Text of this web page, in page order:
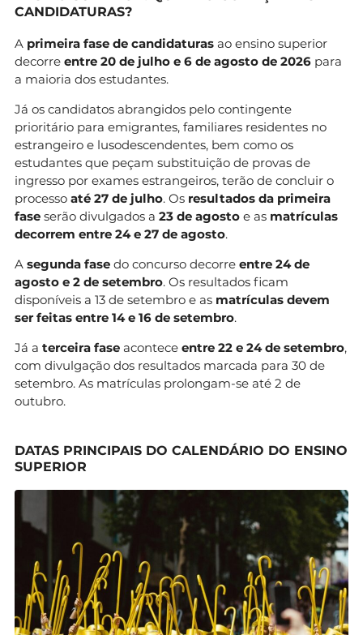
CANDIDATURAS?
A primeira fase de candidaturas ao ensino superior
decorre entre 20 de julho e 6 de agosto de 2026 para
a maioria dos estudantes.
Já os candidatos abrangidos pelo contingente
prioritário para emigrantes, familiares residentes no
estrangeiro e lusodescendentes, bem como os
estudantes que peçam substituição de provas de
ingresso por exames estrangeiros, terão de concluir o
processo até 27 de julho. Os resultados da primeira
fase serão divulgados a 23 de agosto e as matrículas
decorrem entre 24 e 27 de agosto.
A segunda fase do concurso decorre entre 24 de
agosto e 2 de setembro. Os resultados ficam
disponíveis a 13 de setembro e as matrículas devem
ser feitas entre 14 e 16 de setembro.
Já a terceira fase acontece entre 22 e 24 de setembro,
com divulgação dos resultados marcada para 30 de
setembro. As matrículas prolongam-se até 2 de
outubro.
DATAS PRINCIPAIS DO CALENDÁRIO DO ENSINO
SUPERIOR